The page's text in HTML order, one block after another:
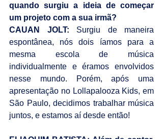
quando surgiu a ideia de começar
um projeto com a sua irmã?
CAUAN JOLT: Surgiu de maneira
espontânea, nós dois íamos para a
mesma escola de música
individualmente e éramos envolvidos
nesse mundo. Porém, após uma
apresentação no Lollapalooza Kids, em
São Paulo, decidimos trabalhar música
juntos, e estamos aí desde então!